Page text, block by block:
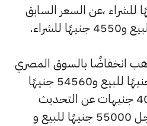
و4545 جنيهًا للشراء ،عن السعر السابق
انخفاضًا بالسوق المصري
الآن، حيث بلغ 54960 جنيهًا للبيع و54560 جنيهًا
للشراء، منخفضًا بمقدار 40 جنيهات عن التحديث
السابق، حيث كان قد سجل 55000 جنيهًا للبيع و